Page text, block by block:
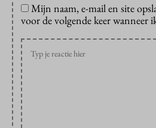
Mijn naam, e-mail en site
voor de volgende keer wanneer